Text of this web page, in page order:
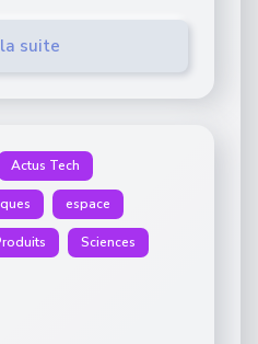
suite
Actus Tech
espace
Sciences